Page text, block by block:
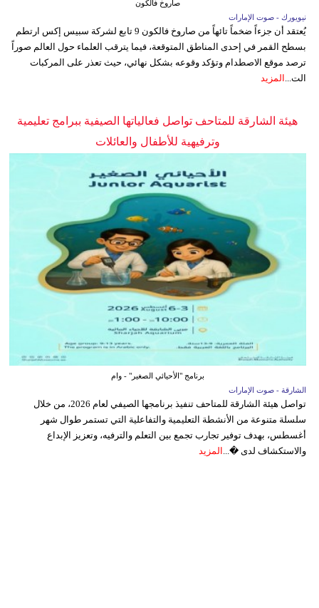
صاروخ فالكون
نيويورك - صوت الإمارات
يُعتقد أن جزءاً ضخماً تائهاً من صاروخ فالكون 9 تابع لشركة سبيس إكس ارتطم
بسطح القمر في إحدى المناطق المتوقعة، فيما يترقب العلماء حول العالم صوراً
ترصد موقع الاصطدام وتؤكد وقوعه بشكل نهائي، حيث تعذر على المركبات
الت...
المزيد
هيئة الشارقة للمتاحف تواصل فعالياتها الصيفية ببرامج تعليمية
وترفيهية للأطفال والعائلات
برنامج "الأحيائي الصغير" - وام
الشارقة - صوت الإمارات
تواصل هيئة الشارقة للمتاحف تنفيذ برنامجها الصيفي لعام 2026، من خلال
سلسلة متنوعة من الأنشطة التعليمية والتفاعلية التي تستمر طوال شهر
أغسطس، بهدف توفير تجارب تجمع بين التعلم والترفيه، وتعزيز الإبداع
والاستكشاف لدى �... المزيد